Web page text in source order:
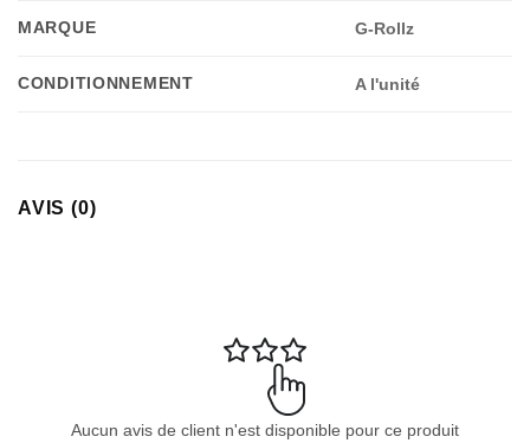
MARQUE G-Rollz
CONDITIONNEMENT A l'unité
AVIS (0)
Aucun avis de client n'est disponible pour ce produit